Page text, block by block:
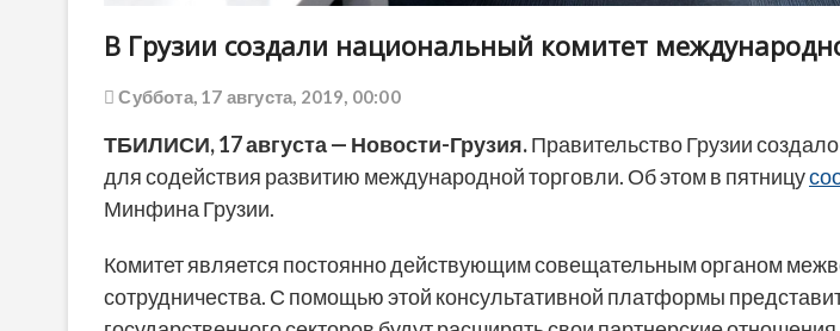
В Грузии создали национальный комитет
Суббота, 17 августа, 2019, 00:00
ТБИЛИСИ, 17 августа — Новости-Грузия.Правительство Грузии
для содействия развитию международной торговли. Об этом в пятницу
Минфина Грузии.
Комитет является постоянно действующим совещательным органом
сотрудничества. С помощью этой консультативной платформы